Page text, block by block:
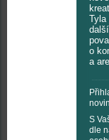
Tyla
o
a
S
dle